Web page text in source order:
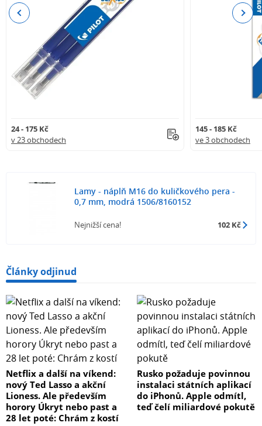
24 - 175 Kč
v 23 obchodech
145 - 185 Kč
ve 3 obchodech
Previous Next
Lamy - náplň M16 do kuličkového pera -
0,7 mm, modrá 1506/8160152
Nejnižší cena! 102 Kč
Články odjinud
Netflix a další na víkend:
nový Ted Lasso a akční
Lioness. Ale především
horory Úkryt nebo past a
28 let poté: Chrám z kostí
Rusko požaduje povinnou
instalaci státních aplikací
do iPhonů. Apple odmítl,
teď čelí miliardové pokutě